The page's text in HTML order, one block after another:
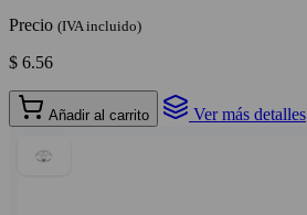
Precio (IVA incluido)
$ 6.56
Añadir al carrito Ver más detalles